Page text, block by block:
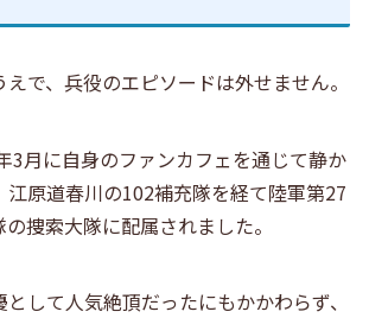
で、兵役のエピソードは外せません。
3月に自身のファンカフェを通じて静か
江原道春川の102補充隊を経て陸軍第27
の捜索大隊に配属されました。
して人気絶頂だったにもかかわらず、